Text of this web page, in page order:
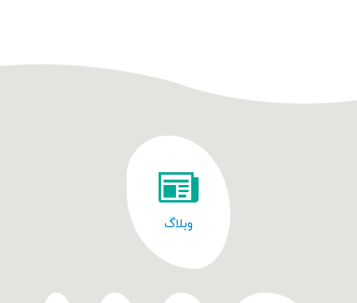
وبلاگ